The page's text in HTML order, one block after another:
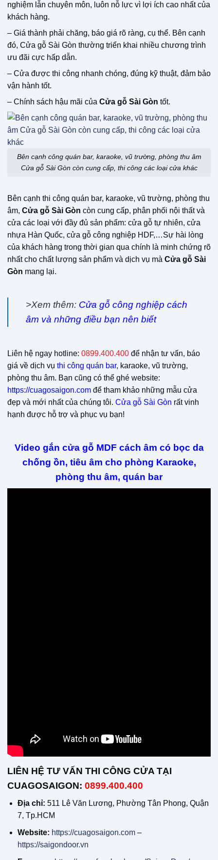
nghiệm lẫn chuyên môn, luôn nỗ lực vì lợi ích cao nhất của
khách hàng.
– Giá thành phải chăng, báo giá rõ ràng, cụ thể. Bên cạnh
đó, Cửa gỗ Sài Gòn thường triển khai nhiều chương trình
ưu đãi cực hấp dẫn.
– Cửa được thi công nhanh chóng, đúng kỹ thuật, đảm bảo
vận hành tốt.
– Chính sách hậu mãi của Cửa gỗ Sài Gòn tốt.
Bên cạnh công quán bar, karaoke, vũ trường, phòng thu âm
Cửa gỗ Sài Gòn còn cung cấp, thi công các loại cửa khác
Bên cạnh thi công quán bar, karaoke, vũ trường, phòng thu
âm, Cửa gỗ Sài Gòn còn cung cấp, phân phối nội thất và
cửa các loại với đầy đủ sản phẩm: cửa gỗ tự nhiên, cửa
nhựa Hàn Quốc, cửa gỗ công nghiệp HDF,…Sự hài lòng
của khách hàng trong thời gian qua chính là minh chứng rõ
nhất cho chất lượng sản phẩm và dịch vụ mà Cửa gỗ Sài
Gòn mang lại.
>Xem thêm: Cửa gỗ công nghiệp cách
âm và những điều bạn nên biết
Liên hệ ngay hotline: 0899.400.400 để nhận tư vấn, báo
giá về dịch vụ thi công quán bar, karaoke, vũ trường,
phòng thu âm. Bạn cũng có thể ghé website:
https://cuagosaigon.com để tham khảo những mẫu cửa
đẹp và mới nhất của chúng tôi. Cửa gỗ Sài Gòn rất vinh
hạnh được hỗ trợ và phục vụ bạn!
Video gắn cửa gỗ MDF cách âm có bọc da
chống ồn, tiêu âm cho phòng Karaoke,
phòng thu âm, quán bar
LIÊN HỆ TƯ VẤN THI CÔNG CỬA TẠI
CUAGOSAIGON: 0899.400.400
Địa chỉ: 511 Lê Văn Lương, Phường Tân Phong, Quận
7, Tp.HCM
Website: https://cuagosaigon.com–
https://saigondoor.vn